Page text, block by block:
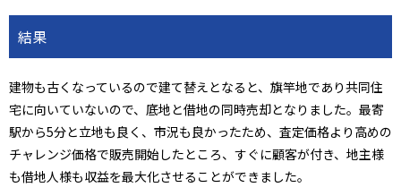
結果
建物も古くなっているので建て替えとなると、旗竿地であり共同住
宅に向いていないので、底地と借地の同時売却となりました。最寄
駅から5分と立地も良く、市況も良かったため、査定価格より高めの
チャレンジ価格で販売開始したところ、すぐに顧客が付き、地主様
も借地人様も収益を最大化させることができました。